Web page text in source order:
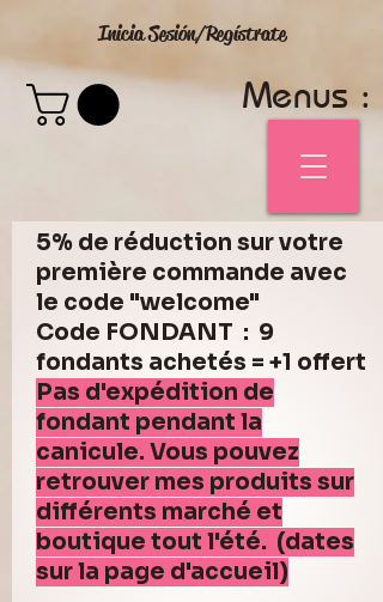
Inicia Sesión/Regístrate
Menus :
5% de réduction sur votre
première commande avec
le code "welcome"
Code FONDANT : 9
fondants achetés = +1 offert
Pas d'expédition de
fondant pendant la
canicule. Vous pouvez
retrouver mes produits sur
différents marché et
boutique tout l'été. (dates
sur la page d'accueil)